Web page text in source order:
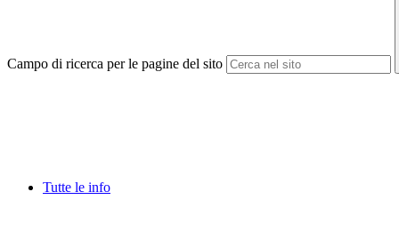
Campo di ricerca per le pagine del sito
Tutte le info